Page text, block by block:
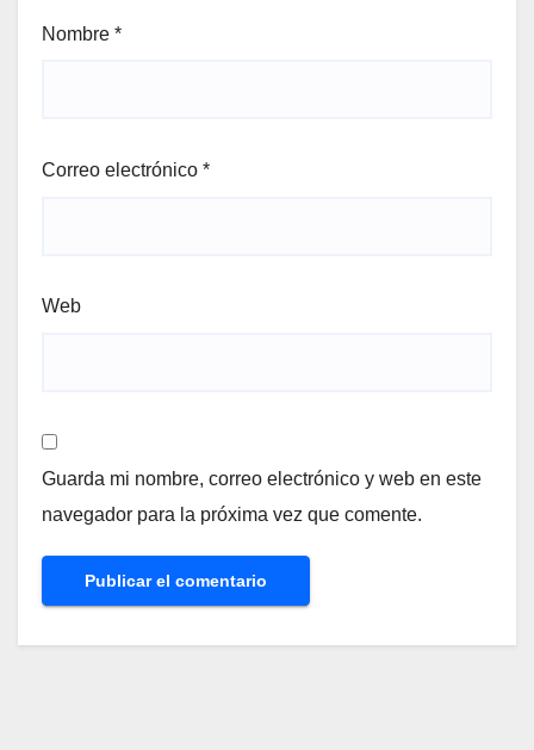
Nombre *
Correo electrónico *
Web
Guarda mi nombre, correo electrónico y web en este
navegador para la próxima vez que comente.